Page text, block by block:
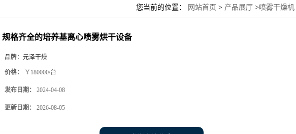
您当前的位置： 网站首页 > 产品展厅 >喷雾干燥机
规格齐全的培养基离心喷雾烘干设备
品牌： 元泽干燥
价格： ￥180000/台
发布日期： 2024-04-08
更新日期： 2026-08-05